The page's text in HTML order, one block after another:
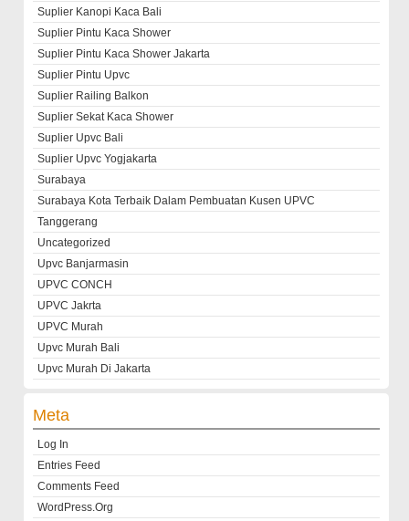
Suplier Kanopi Kaca Bali
Suplier Pintu Kaca Shower
Suplier Pintu Kaca Shower Jakarta
Suplier Pintu Upvc
Suplier Railing Balkon
Suplier Sekat Kaca Shower
Suplier Upvc Bali
Suplier Upvc Yogjakarta
Surabaya
Surabaya Kota Terbaik Dalam Pembuatan Kusen UPVC
Tanggerang
Uncategorized
Upvc Banjarmasin
UPVC CONCH
UPVC Jakrta
UPVC Murah
Upvc Murah Bali
Upvc Murah Di Jakarta
Meta
Log In
Entries Feed
Comments Feed
WordPress.org